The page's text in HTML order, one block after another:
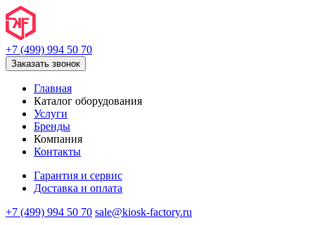
+7 (499) 994 50 70
Заказать звонок
Главная
Каталог оборудования
Услуги
Бренды
Компания
Контакты
Гарантия и сервис
Доставка и оплата
+7 (499) 994 50 70 sale@kiosk-factory.ru